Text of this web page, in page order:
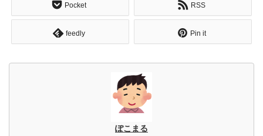
Pocket RSS
feedly Pin it
ぽこまる